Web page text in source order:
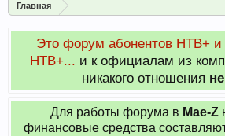
Главная
Это форум абонентов НТВ+ и
НТВ+... и к официалам из
никакого отношения
Для работы форума в Мае-Z
финансовые средства